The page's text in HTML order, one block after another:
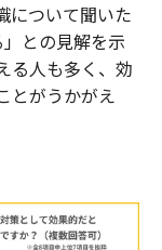
について聞いた
との見解を示
る人も多く、効
とがうかがえ